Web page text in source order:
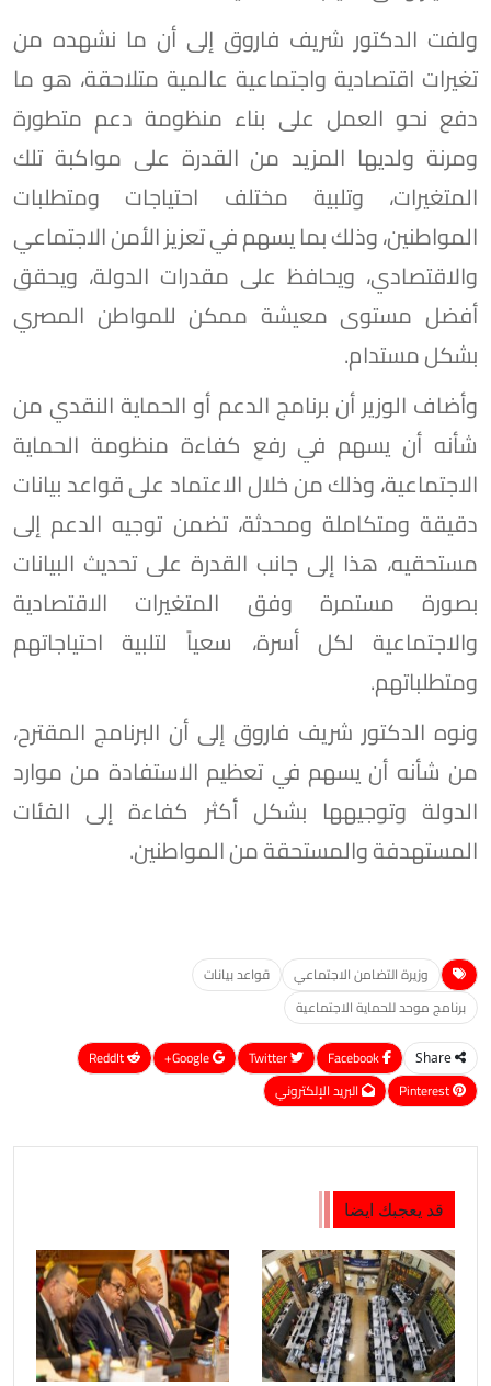
ولفت الدكتور شريف فاروق إلى أن ما نشهده من
تغيرات اقتصادية واجتماعية عالمية متلاحقة، هو ما
دفع نحو العمل على بناء منظومة دعم متطورة
ومرنة ولديها المزيد من القدرة على مواكبة تلك
المتغيرات، وتلبية مختلف احتياجات ومتطلبات
المواطنين، وذلك بما يسهم في تعزيز الأمن الاجتماعي
والاقتصادي، ويحافظ على مقدرات الدولة، ويحقق
أفضل مستوى معيشة ممكن للمواطن المصري
بشكل مستدام.
وأضاف الوزير أن برنامج الدعم أو الحماية النقدي من
شأنه أن يسهم في رفع كفاءة منظومة الحماية
الاجتماعية، وذلك من خلال الاعتماد على قواعد بيانات
دقيقة ومتكاملة ومحدثة، تضمن توجيه الدعم إلى
مستحقيه، هذا إلى جانب القدرة على تحديث البيانات
بصورة مستمرة وفق المتغيرات الاقتصادية
والاجتماعية لكل أسرة، سعياً لتلبية احتياجاتهم
ومتطلباتهم.
ونوه الدكتور شريف فاروق إلى أن البرنامج المقترح،
من شأنه أن يسهم في تعظيم الاستفادة من موارد
الدولة وتوجيهها بشكل أكثر كفاءة إلى الفئات
المستهدفة والمستحقة من المواطنين.
وزيرة التضامن الاجتماعي
قواعد بيانات
برنامج موحد للحماية الاجتماعية
Share
Google+
ReddIt
Pinterest
البريد الإلكتروني
قد يعجبك ايضا